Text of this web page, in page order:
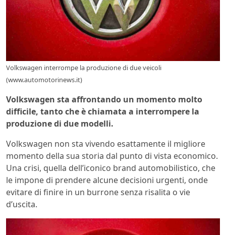
Volkswagen interrompe la produzione di due veicoli
(www.automotorinews.it)
Volkswagen sta affrontando un momento molto
difficile, tanto che è chiamata a interrompere la
produzione di due modelli.
Volkswagen non sta vivendo esattamente il migliore
momento della sua storia dal punto di vista economico.
Una crisi, quella dell’iconico brand automobilistico, che
le impone di prendere alcune decisioni urgenti, onde
evitare di finire in un burrone senza risalita o vie
d’uscita.